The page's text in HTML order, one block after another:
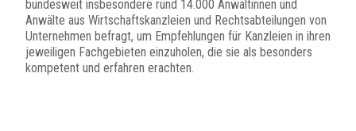
bundesweit insbesondere rund 14.000 Anwältinnen und
Anwälte aus Wirtschaftskanzleien und Rechtsabteilungen von
Unternehmen befragt, um Empfehlungen für Kanzleien in ihren
jeweiligen Fachgebieten einzuholen, die sie als besonders
kompetent und erfahren erachten.